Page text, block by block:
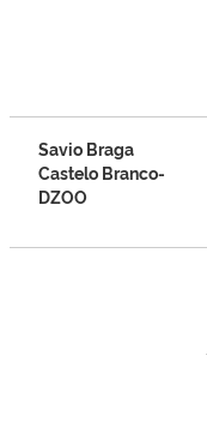
Savio Braga
Castelo Branco-
DZOO